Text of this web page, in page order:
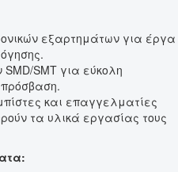
εξαρτημάτων για έργα
SMT για εύκολη
και επαγγελματίες
τα υλικά εργασίας τους